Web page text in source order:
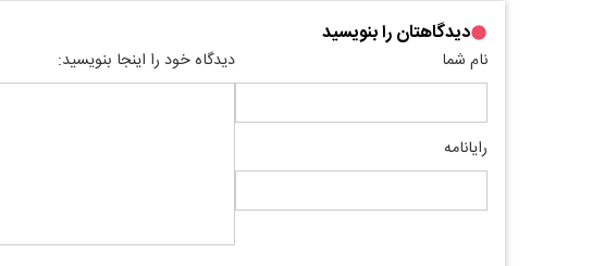
دیدگاهتان را بنویسید
نام شما
رایانامه
دیدگاه خود را اینجا بنویسید: